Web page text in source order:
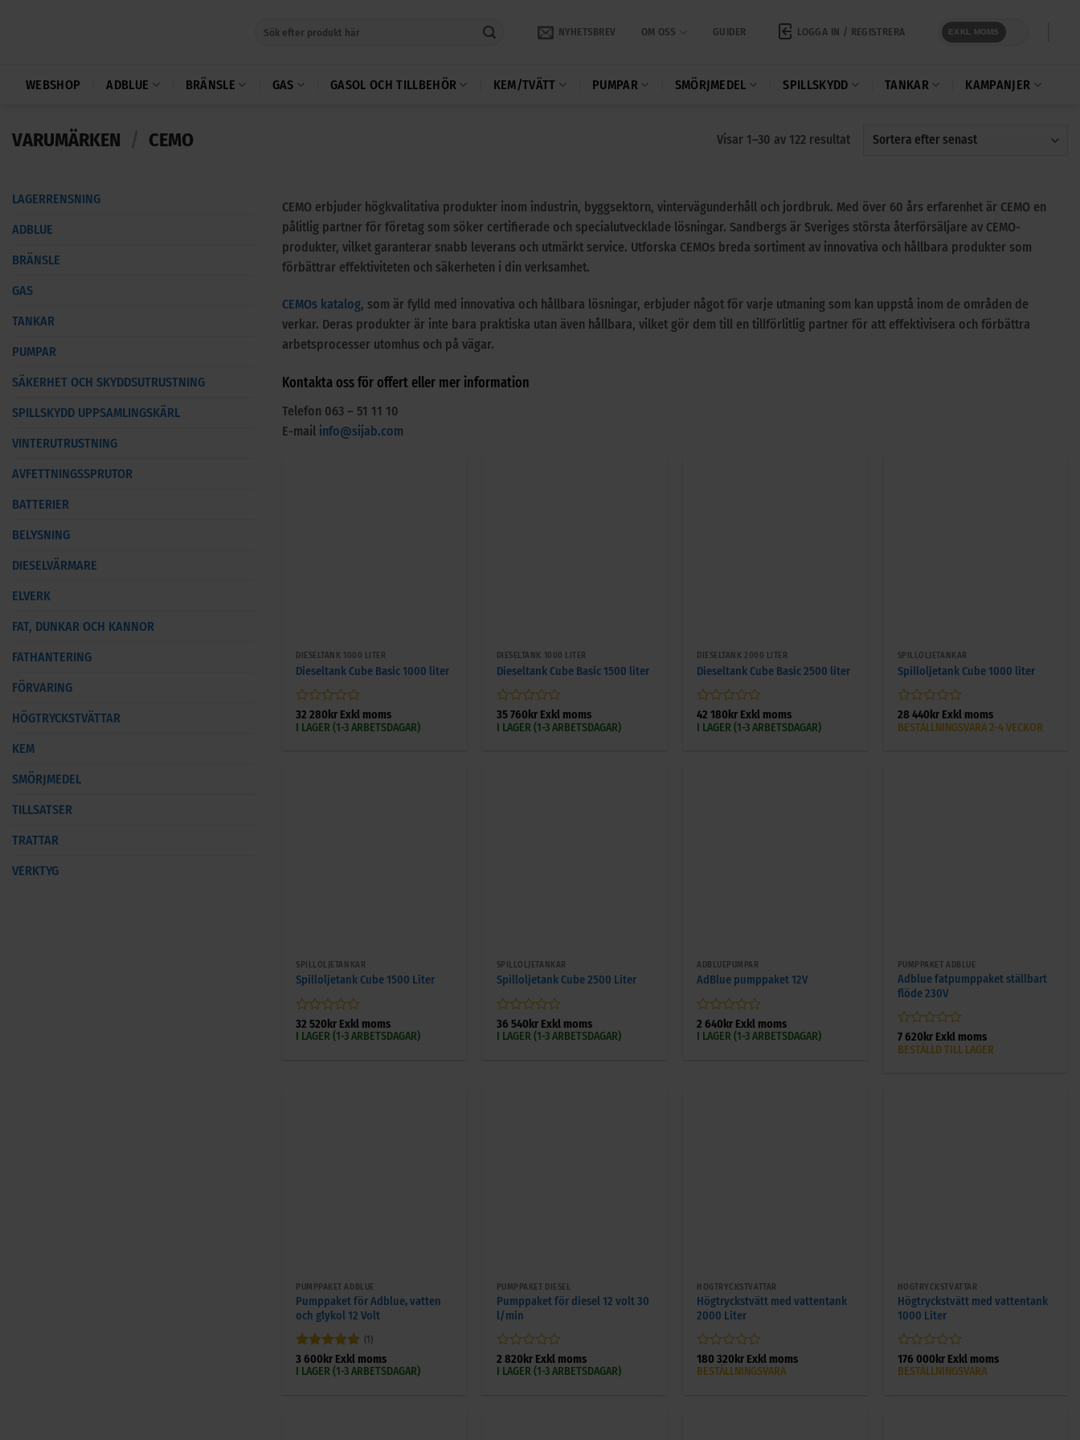
NYHETSBREV OM OSS GUIDER LOGGA IN / REGISTRERA EXKL MOMS
WEBSHOP ADBLUE BRÄNSLE GAS GASOL OCH TILLBEHÖR KEM/TVÄTT PUMPAR SMÖRJMEDEL SPILLSKYDD TANKAR KAMPANJER
VARUMÄRKEN CEMO Visar 1–30 av 122 resultatSortera
LAGERRENSNING
ADBLUE
BRÄNSLE
GAS
TANKAR
PUMPAR
SÄKERHET OCH SKYDDSUTRUSTNING
SPILLSKYDD UPPSAMLINGSKÄRL
VINTERUTRUSTNING
AVFETTNINGSSPRUTOR
BATTERIER
BELYSNING
DIESELVÄRMARE
ELVERK
FAT, DUNKAR OCH KANNOR
FATHANTERING
FÖRVARING
HÖGTRYCKSTVÄTTAR
KEM
SMÖRJMEDEL
TILLSATSER
TRATTAR
VERKTYG
CEMO erbjuder högkvalitativa produkter inom industrin, byggsektorn, vintervägunderhåll och jordbruk. Med över 60 års erfarenhet är CEMO en
pålitlig partner för företag som söker certifierade och specialutvecklade lösningar. Sandbergs är Sveriges största återförsäljare av CEMO-
produkter, vilket garanterar snabb leverans och utmärkt service. Utforska CEMOs breda sortiment av innovativa och hållbara produkter som
förbättrar effektiviteten och säkerheten i din verksamhet.
CEMOs katalog, som är fylld med innovativa och hållbara lösningar, erbjuder något för varje utmaning som kan uppstå inom de områden de
verkar. Deras produkter är inte bara praktiska utan även hållbara, vilket gör dem till en tillförlitlig partner för att effektivisera och förbättra
arbetsprocesser utomhus och på vägar.
Kontakta oss för offert eller mer information
Telefon 063 – 51 11 10
E-mail info@sijab.com
DIESELTANK 1000 LITER
Dieseltank Cube Basic 1000 liter
Betygsatt
0
32 280 kr Exkl moms
I LAGER (1-3 ARBETSDAGAR)
DIESELTANK 1000 LITER
Dieseltank Cube Basic 1500 liter
Betygsatt
0
35 760 krExkl moms
I LAGER (1-3 ARBETSDAGAR)
DIESELTANK 2000 LITER
Dieseltank Cube Basic 2500 liter
Betygsatt
0
42 180 kr Exkl moms
I LAGER (1-3 ARBETSDAGAR)
SPILLOLJETANKAR
Spilloljetank Cube 1000 liter
Betygsatt
0
28 440 krExkl moms
BESTÄLLNINGSVARA 2-4 VECKOR
SPILLOLJETANKAR
Spilloljetank Cube 1500 Liter
Betygsatt
0
32 520 kr Exkl moms
I LAGER (1-3 ARBETSDAGAR)
SPILLOLJETANKAR
Spilloljetank Cube 2500 Liter
Betygsatt
0
36 540 krExkl moms
I LAGER (1-3 ARBETSDAGAR)
ADBLUEPUMPAR
AdBlue pumppaket 12V
Betygsatt
0
2 640 kr Exkl moms
I LAGER (1-3 ARBETSDAGAR)
PUMPPAKET ADBLUE
Adblue fatpumppaket ställbart
flöde 230V
Betygsatt
0
7 620 krExkl moms
BESTÄLLD TILL LAGER
PUMPPAKET ADBLUE
Pumppaket för Adblue, vatten
och glykol 12 Volt
Betygsatt5
av 5
(1)
3 600 kr Exkl moms
I LAGER (1-3 ARBETSDAGAR)
PUMPPAKET DIESEL
Pumppaket för diesel 12 volt 30
l/min
Betygsatt
0
2 820 krExkl moms
I LAGER (1-3 ARBETSDAGAR)
HÖGTRYCKSTVÄTTAR
Högtryckstvätt med vattentank
2000 Liter
Betygsatt
0
180 320 kr Exkl moms
BESTÄLLNINGSVARA
HÖGTRYCKSTVÄTTAR
Högtryckstvätt med vattentank
1000 Liter
Betygsatt
0
176 000 krExkl moms
BESTÄLLNINGSVARA